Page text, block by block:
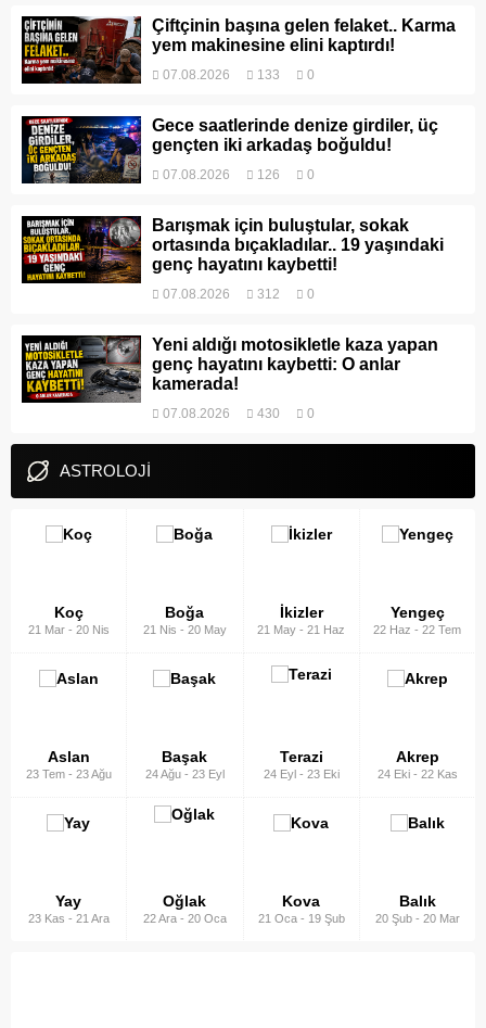
Çiftçinin başına gelen felaket.. Karma
yem makinesine elini kaptırdı!
07.08.2026 133 0
Gece saatlerinde denize girdiler, üç
gençten iki arkadaş boğuldu!
07.08.2026 126 0
Barışmak için buluştular, sokak
ortasında bıçakladılar.. 19 yaşındaki
genç hayatını kaybetti!
07.08.2026 312 0
Yeni aldığı motosikletle kaza yapan
genç hayatını kaybetti: O anlar
kamerada!
07.08.2026 430 0
ASTROLOJİ
Koç
21 Mar- 20 Nis
Boğa
21 Nis - 20 May
İkizler
21 May -21 Haz
Yengeç
22 Haz -22 Tem
Aslan
23 Tem- 23 Ağu
Başak
24 Ağu- 23 Eyl
Terazi
24 Eyl - 23 Eki
Akrep
24 Eki- 22 Kas
Yay
23 Kas - 21 Ara
Oğlak
22 Ara- 20 Oca
Kova
21 Oca- 19 Şub
Balık
20 Şub- 20 Mar